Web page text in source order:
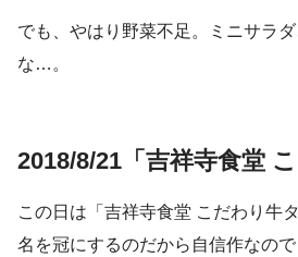
でも、やはり野菜不足。ミニサラ
な…。
2018/8/21「吉祥寺食堂
この日は「吉祥寺食堂 こだわり牛
名を冠にするのだから自信作なので